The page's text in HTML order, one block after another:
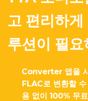
고 편리하
루션이 필
Converter 앱을
FLAC로 변환할
용 없이 100% 무